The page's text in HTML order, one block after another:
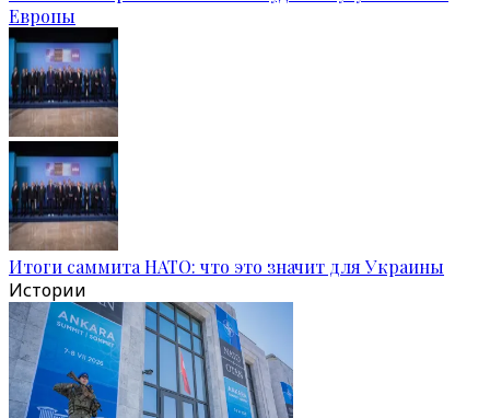
Европы
Итоги саммита НАТО: что это значит для Украины
Истории